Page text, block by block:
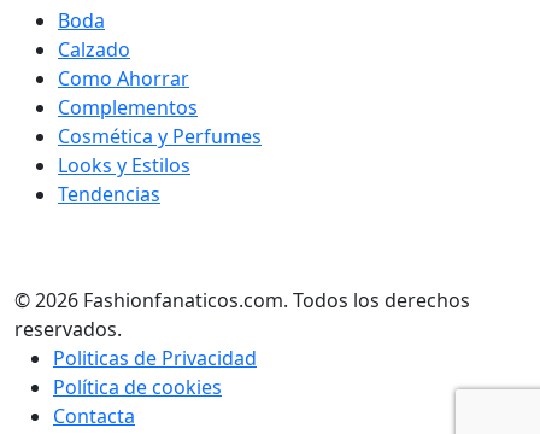
Boda
Calzado
Como Ahorrar
Complementos
Cosmética y Perfumes
Looks y Estilos
Tendencias
© 2026 Fashionfanaticos.com. Todos los derechos
reservados.
Politicas de Privacidad
Política de cookies
Contacta